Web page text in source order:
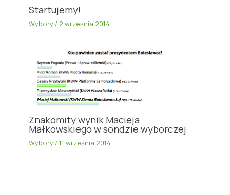
Startujemy!
Wybory / 2 września 2014
Znakomity wynik Macieja
Małkowskiego w sondzie wyborczej
Wybory /11 września 2014